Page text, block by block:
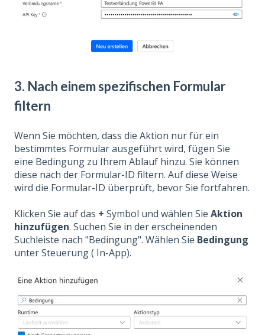
3. Nach einem spezifischen Formular
filtern
Wenn Sie möchten, dass die Aktion nur für ein
bestimmtes Formular ausgeführt wird, fügen Sie
eine Bedingung zu Ihrem Ablauf hinzu. Sie können
diese nach der Formular-ID filtern. Auf diese Weise
wird die Formular-ID überprüft, bevor Sie fortfahren.
Klicken Sie auf das + Symbol und wählen Sie Aktion
hinzufügen. Suchen Sie in der erscheinenden
Suchleiste nach "Bedingung". Wählen Sie Bedingung
unter Steuerung ( In-App).